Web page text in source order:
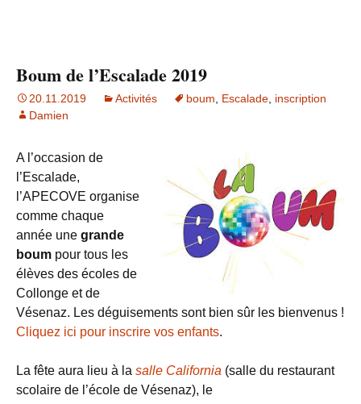
Boum de l’Escalade 2019
20.11.2019 Activités boum Escalade inscription
Damien
A l’occasion de
l’Escalade,
l’APECOVE organise
comme chaque
année une grande
boum pour tous les
élèves des écoles de
Collonge et de
Vésenaz. Les déguisements sont bien sûr les bienvenus !
Cliquez ici pour inscrire vos enfants.
La fête aura lieu à la salle California (salle du restaurant
scolaire de l’école de Vésenaz), le